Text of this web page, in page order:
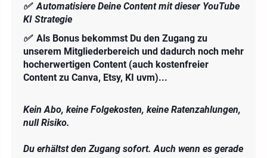
✅ Automatisiere Deine Content mit dieser YouTube
KI Strategie
✅ Als Bonus bekommst Du den Zugang zu
unserem Mitgliederbereich und dadurch noch mehr
hocherwertigen Content (auch kostenfreier
Content zu Canva, Etsy, KI uvm)...
Kein Abo, keine Folgekosten, keine Ratenzahlungen,
null Risiko.
Du erhältst den Zugang sofort. Auch wenn es gerade